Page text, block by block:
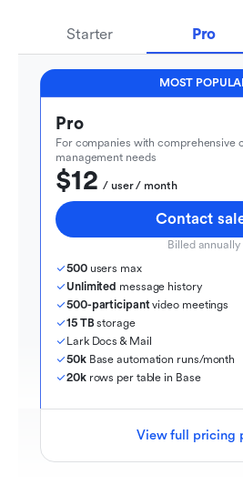
Starter Pro
MOST
Pro
For companies with comprehensive
management needs
$12
  / user / month
Contact
Billed annually
500 users max
Unlimited message history
500-participant video meetings
15 TB storage
Lark Docs & Mail
50k Base automation runs/month
20k rows per table in Base
View full pricing